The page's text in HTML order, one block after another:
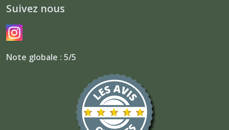
Suivez nous
Note globale : 5/5